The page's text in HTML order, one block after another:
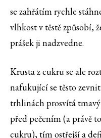
se zahřátím rychle
vlhkost v těstě způsobí,
prášek ji nadzvedne.
Krusta z cukru se ale
nafukující se těsto
trhlinách prosvítá
před pečením (a právě
cukru), tím ostřejší a